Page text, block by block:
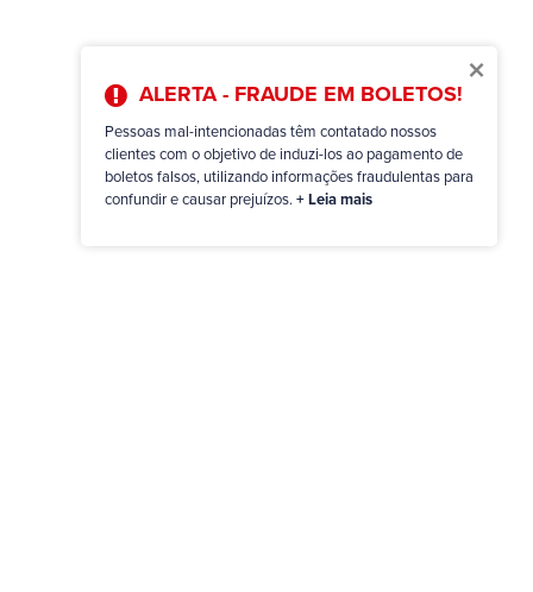
×
ALERTA - FRAUDE EM BOLETOS!
Pessoas mal-intencionadas têm contatado nossos
clientes com o objetivo de induzi-los ao pagamento de
boletos falsos, utilizando informações fraudulentas para
confundir e causar prejuízos. + Leia mais